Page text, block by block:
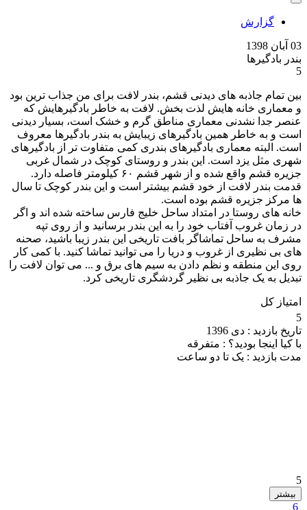
گزارش
03 آبان 1398
بندر بادگیرها
5
بین تمام جاذبه های دیدنی قشم، بندر لافت برای من جذاب ترین بود
و معماری خانه هایش لذت بخش. لافت به خاطر بادگیرهایش که
عنصر جدا نشدنی معماری مناطق گرم و خشک است، بسیار دیدنی
است و به خاطر همین بادگیرهای زیبایش به بندر بادگیرها معروف
است. البته معماری بادگیرهای بندری کمی متفاوت تر از بادگیرهای
شهری مثل یزد است. این بندر و روستای کوچک در شمال غربی
جزیره قشم واقع شده و از شهر قشم ۶۰ کیلومتر فاصله دارد.
قدمت بندر لافت از خود قشم بیشتر است و این بندر کوچک تا سال
ها مرکز جزیره قشم بوده است.
خانه های روستا در امتداد ساحل خلیج فارس ساخته شده اند و اگر
در زمان غروب آفتاب خود را به این بندر برسانید و از روی تپه
مشرف به ساحل تماشاگر بافت تاریخی این بندر زیبا باشید، صحنه
های بی نظیری از غروب و دریا را می توانید تماشا کنید. با کمی کار
روی این منطقه و نظم دادن به سیم های برق و ... می توان لافت را
تبدیل به یک جاذبه بی نظیر گردشگری تاریخی کرد.
امتیاز کل
5
تاریخ بازدید : دی 1396
با کیا اینجا بودید؟ : متفرقه
مدت بازدید : یک تا دو ساعت
5
بیشتر
6